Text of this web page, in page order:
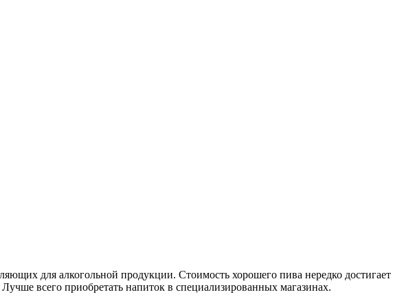
для алкогольной продукции. Стоимость хорошего пива нередко достигает
всего приобретать напиток в специализированных магазинах.